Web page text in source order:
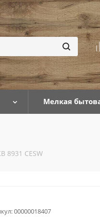
Мелкая
8931 CESW
00000018407